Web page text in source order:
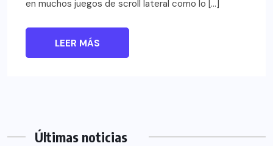
en muchos juegos de scroll lateral como lo […]
LEER MÁS
Últimas noticias